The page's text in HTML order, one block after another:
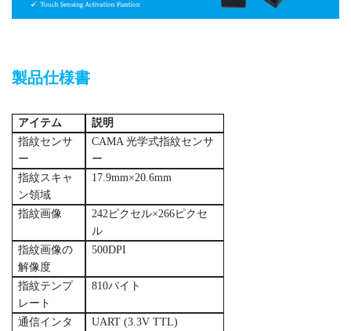
製品仕様書
アイテム
説明
指紋センサ
ー
CAMA 光学式指紋センサ
ー
指紋スキャ
ン領域
17.9mm×20.6mm
指紋画像
242ピクセル×266ピクセ
ル
指紋画像の
解像度
500DPI
指紋テンプ
レート
810バイト
通信インタ
UART (3.3V TTL)